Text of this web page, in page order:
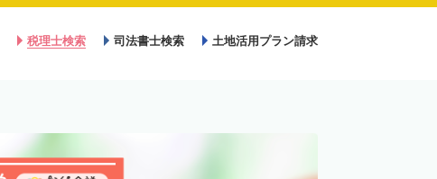
税理士検索 司法書士検索 土地活用プラン請求